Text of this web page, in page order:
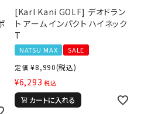
[Karl Kani GOLF] デオドラン
ト アーム インパクト ハイネック
T
NATSU MAX
SALE
定価 ¥8,990(税込)
¥6,293 税込
カートに入れる